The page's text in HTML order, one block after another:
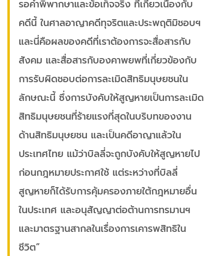
รอคำพิพากษาและข้อเท็จจริง ที่เกี่ยวเนื่องกับ
คดีนี้ ในศาลอาญาคดีทุจริตและประพฤติมิชอบฯ
และนี่คือผลของคดีที่เราต้องการจะสื่อสารกับ
สังคม และสื่อสารกับองคาพยพที่เกี่ยวข้องกับ
การรับผิดชอบต่อการละเมิดสิทธิมนุษยชนใน
ลักษณะนี้ ซึ่งการบังคับให้สูญหายเป็นการละเมิด
สิทธิมนุษยชนที่ร้ายแรงที่สุดในบริบทของงาน
ด้านสิทธิมนุษยชน และเป็นคดีอาญาแล้วใน
ประเทศไทย แม้ว่าบิลลี่จะถูกบังคับให้สูญหายไป
ก่อนกฎหมายประกาศใช้ แต่ระหว่างที่บิลลี่
สูญหายก็ได้รับการคุ้มครองภายใต้กฎหมายอื่น
ในประเทศ และอนุสัญญาต่อต้านการทรมานฯ
และมาตรฐานสากลในเรื่องการเคารพสิทธิใน
ชีวิต”